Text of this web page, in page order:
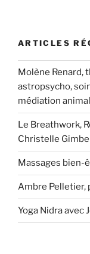
ARTICLES
Molène Renard,
astropsycho,
médiation
Le Breathwork,
Christelle
Massages bien-
Ambre Pelletier,
Yoga Nidra avec